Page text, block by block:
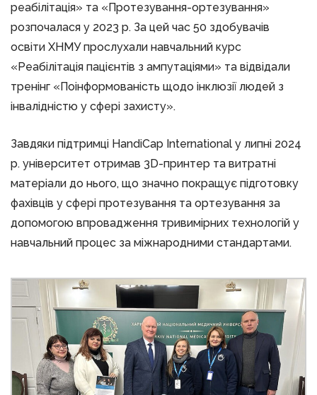
реабілітація» та «Протезування-ортезування»
розпочалася у 2023 р. За цей час 50 здобувачів
освіти ХНМУ прослухали навчальний курс
«Реабілітація пацієнтів з ампутаціями» та відвідали
тренінг «Поінформованість щодо інклюзії людей з
інвалідністю у сфері захисту».
Завдяки підтримці НandiCap Іnternational у липні 2024
р. університет отримав 3D-принтер та витратні
матеріали до нього, що значно покращує підготовку
фахівців у сфері протезування та ортезування за
допомогою впровадження тривимірних технологій у
навчальний процес за міжнародними стандартами.